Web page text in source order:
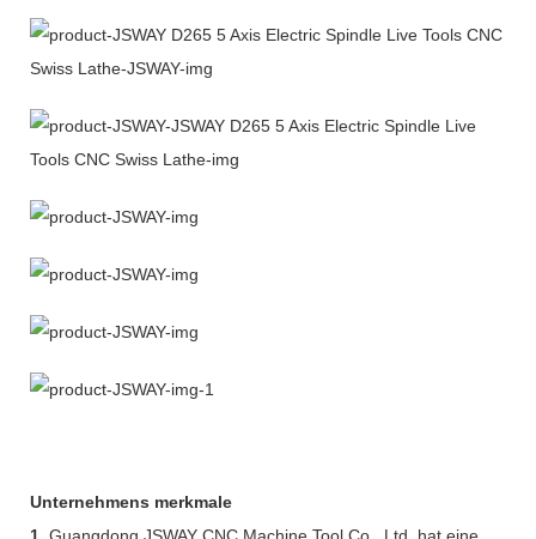
Unternehmens merkmale
1. Guangdong JSWAY CNC Machine Tool Co., Ltd. hat eine